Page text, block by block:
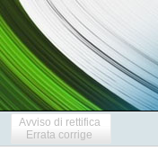
Avviso di rettifica
Errata corrige